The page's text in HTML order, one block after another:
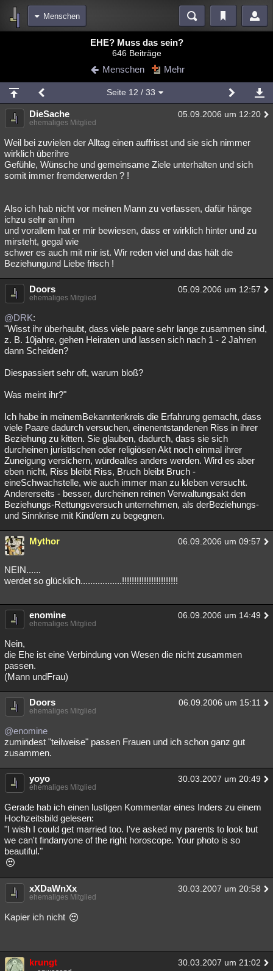
Menschen
Blogs Videos
Chat Wiki Neuigkeiten
meine Rubriken
Menschen Wissenschaft Mystery Kriminalfälle
Spiritualität Verschwörungen Technologie Ufologie
Natur Umfragen Unterhaltung
Astronomie Helpdesk Gruppen Gaming Filme
Musik Clash Verbesserungen Allmystery English
Übersichten
Besucht Geschlossen
EHE? Muss das sein?
646 Beiträge
Menschen Mehr
Seite 12 / 33
DieSache 05.09.2006 um 12:20
ehemaliges Mitglied
Weil bei zuvielen der Alltag einen auffrisst und sie sich nimmer
wirklich überihre
Gefühle, Wünsche und gemeinsame Ziele unterhalten und sich
somit immer fremderwerden ? !
Also ich hab nicht vor meinen Mann zu verlassen, dafür hänge
ichzu sehr an ihm
und vorallem hat er mir bewiesen, dass er wirklich hinter und zu
mirsteht, gegal wie
schwer es auch mit mir ist. Wir reden viel und das hält die
Beziehungund Liebe frisch !
Doors 05.09.2006 um 12:57
ehemaliges Mitglied
@DRK:
"Wisst ihr überhaubt, dass viele paare sehr lange zusammen sind,
z. B. 10jahre, gehen Heiraten und lassen sich nach 1 - 2 Jahren
dann Scheiden?
Diespassiert sehr oft, warum bloß?
Was meint ihr?"
Ich habe in meinemBekanntenkreis die Erfahrung gemacht, dass
viele Paare dadurch versuchen, einenentstandenen Riss in ihrer
Beziehung zu kitten. Sie glauben, dadurch, dass sie sich
durcheinen juristischen oder religiösen Akt noch einmal ihrer
Zuneigung versichern, würdealles anders werden. Wird es aber
eben nicht, Riss bleibt Riss, Bruch bleibt Bruch -
eineSchwachstelle, wie auch immer man zu kleben versucht.
Andererseits - besser, durcheinen reinen Verwaltungsakt den
Beziehungs-Rettungsversuch unternehmen, als derBeziehungs-
und Sinnkrise mit Kind/ern zu begegnen.
Mythor 06.09.2006 um 09:57
NEIN......
werdet so glücklich.................!!!!!!!!!!!!!!!!!!!!!!!
enomine 06.09.2006 um 14:49
ehemaliges Mitglied
Nein,
die Ehe ist eine Verbindung von Wesen die nicht zusammen
passen.
(Mann undFrau)
Doors 06.09.2006 um 15:11
ehemaliges Mitglied
@enomine
zumindest "teilweise" passen Frauen und ich schon ganz gut
zusammen.
yoyo 30.03.2007 um 20:49
ehemaliges Mitglied
Gerade hab ich einen lustigen Kommentar eines Inders zu einem
Hochzeitsbild gelesen:
"I wish I could get married too. I've asked my parents to look but
we can't findanyone of the right horoscope. Your photo is so
beautiful."
xXDaWnXx 30.03.2007 um 20:58
ehemaliges Mitglied
Kapier ich nicht
krungt 30.03.2007 um 21:02